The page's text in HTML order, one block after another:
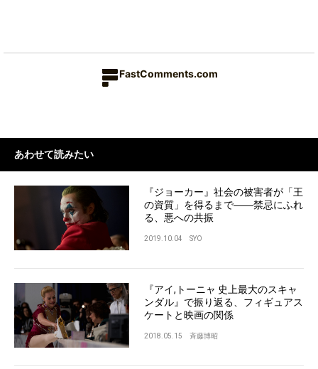
FastComments.com
あわせて読みたい
『ジョーカー』社会の被害者が「王
の資質」を得るまで――禁忌にふれ
る、悪への共振
2019.10.04 SYO
『アイ,トーニャ 史上最大のスキャ
ンダル』で振り返る、フィギュアス
ケートと映画の関係
2018.05.15 斉藤博昭